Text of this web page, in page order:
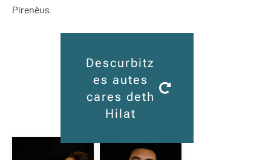
Pirenèus.
Descurbitz
es autes
cares deth
Hilat